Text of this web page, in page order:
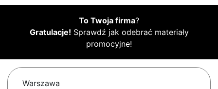
To Twoja firma?
Gratulacje! Sprawdź jak odebrać materiały
promocyjne!
Warszawa